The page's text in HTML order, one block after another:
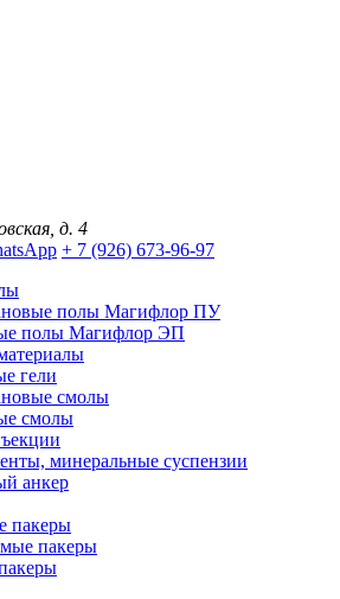
д. 4
+ 7 (926) 673-96-97
полы Магифлор ПУ
полы Магифлор ЭП
гели
смолы
смолы
минеральные суспензии
анкер
пакеры
пакеры